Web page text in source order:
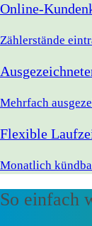
Online-
Zählerstände
Mehrfach
Flexible
Monatlich
So einfach